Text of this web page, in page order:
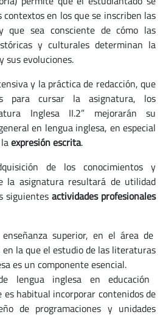
en los que se inscriben las
que sea consciente de cómo las
y culturales determinan la
sus evoluciones.
y la práctica de redacción, que
para cursar la asignatura, los
Inglesa II.2” mejorarán su
en lengua inglesa, en especial
expresión escrita.
de los conocimientos y
la asignatura resultará de utilidad
siguientesactividades profesionales
enseñanza superior, en el área de
en la que el estudio de las literaturas
es un componente esencial.
lengua inglesa en educación
es habitual incorporar contenidos de
de programaciones y unidades